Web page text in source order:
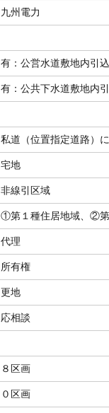
九州電力
有：公営水道敷地内引
有：公共下水道敷地内
私道（位置指定道路）
宅地
非線引区域
①第１種住居地域、②
代理
所有権
更地
応相談
８区画
０区画